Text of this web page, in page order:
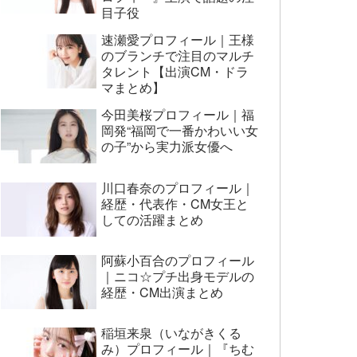
目子役
速瀬愛プロフィール｜王様
のブランチで注目のマルチ
タレント【出演CM・ドラ
マまとめ】
今田美桜プロフィール｜福
岡発“福岡で一番かわいい女
の子”から実力派女優へ
川口春奈のプロフィール｜
経歴・代表作・CM女王と
しての活躍まとめ
阿蘇小百合のプロフィール
｜ニコ☆プチ出身モデルの
経歴・CM出演まとめ
稲垣来泉（いながきくる
み）プロフィール｜『ちむ